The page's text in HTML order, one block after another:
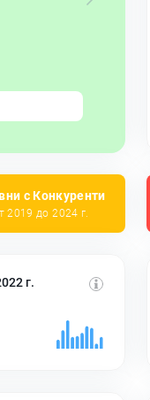
с Конкуренти
2019 до 2024 г.
г.